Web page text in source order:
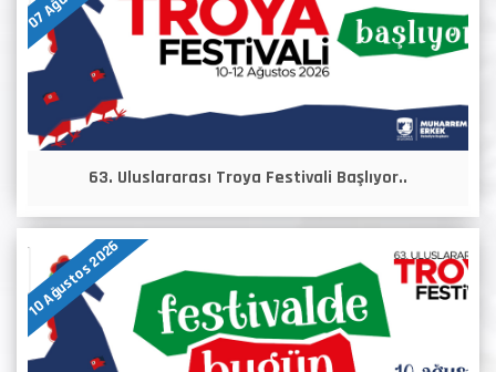
63. Uluslararası Troya Festivali Başlıyor..
10 Ağustos 2026